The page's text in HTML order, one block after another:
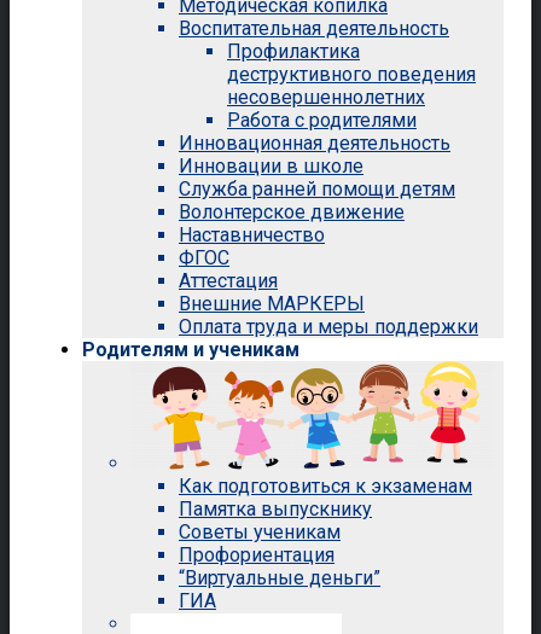
Методическая копилка
Воспитательная деятельность
Профилактика
деструктивного поведения
несовершеннолетних
Работа с родителями
Инновационная деятельность
Инновации в школе
Служба ранней помощи детям
Волонтерское движение
Наставничество
ФГОС
Аттестация
Внешние МАРКЕРЫ
Оплата труда и меры поддержки
Родителям и ученикам
Как подготовиться к экзаменам
Памятка выпускнику
Советы ученикам
Профориентация
“Виртуальные деньги”
ГИА